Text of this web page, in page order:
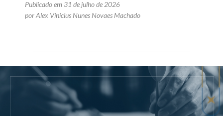
Publicado em 31 de julho de 2026
por Alex Vinicius Nunes Novaes Machado